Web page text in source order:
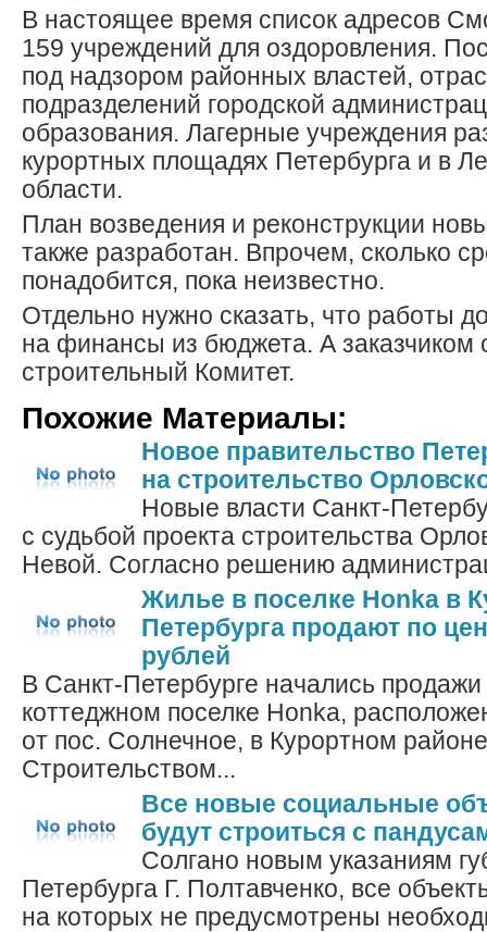
В настоящее время список адресов
159 учреждений для оздоровления.
под надзором районных властей,
подразделений городской
образования. Лагерные учреждения
курортных площадях Петербурга и в
области.
План возведения и реконструкции
также разработан. Впрочем, сколько
понадобится, пока неизвестно.
Отдельно нужно сказать, что работы
на финансы из бюджета. А заказчиком
строительный Комитет.
Похожие Материалы:
Новое правительство
на строительство
Новые власти Санкт-
с судьбой проекта строительства
Невой. Согласно решению
Жилье в поселке Honka в
Петербурга продают по
рублей
В Санкт-Петербурге начались
коттеджном поселке Honka,
от пос. Солнечное, в Курортном
Строительством...
Все новые социальные
будут строиться с
Солгано новым указаниям
Петербурга Г. Полтавченко, все
на которых не предусмотрены